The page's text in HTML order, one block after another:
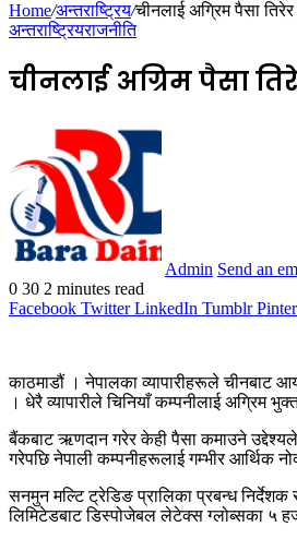
Home/अन्तराष्ट्रिय/चीनलाई अग्रिम पैसा
अन्तराष्ट्रियराजनीति
चीनलाई अग्रिम पैसा
Admin Send an
0 30 2 minutes read
Facebook Twitter LinkedIn Tumblr
काठमाडौं । नेपालका व्यापारीहरूले चीनबाट
। धेरै व्यापारीले चिनियाँ कम्पनीलाई अग्रिम
बैंकबाट ऋणदान गरेर केही पैसा कमाउने उद्देश्यले
गरेपछि नेपाली कम्पनीहरूलाई गम्भीर आर्थिक
सनमुन मल्टि ट्रेडिङ प्रालिका प्रबन्ध
लिमिटेडबाट डिस्पोजेबल लेटेक्स ग्लोब्सका ५